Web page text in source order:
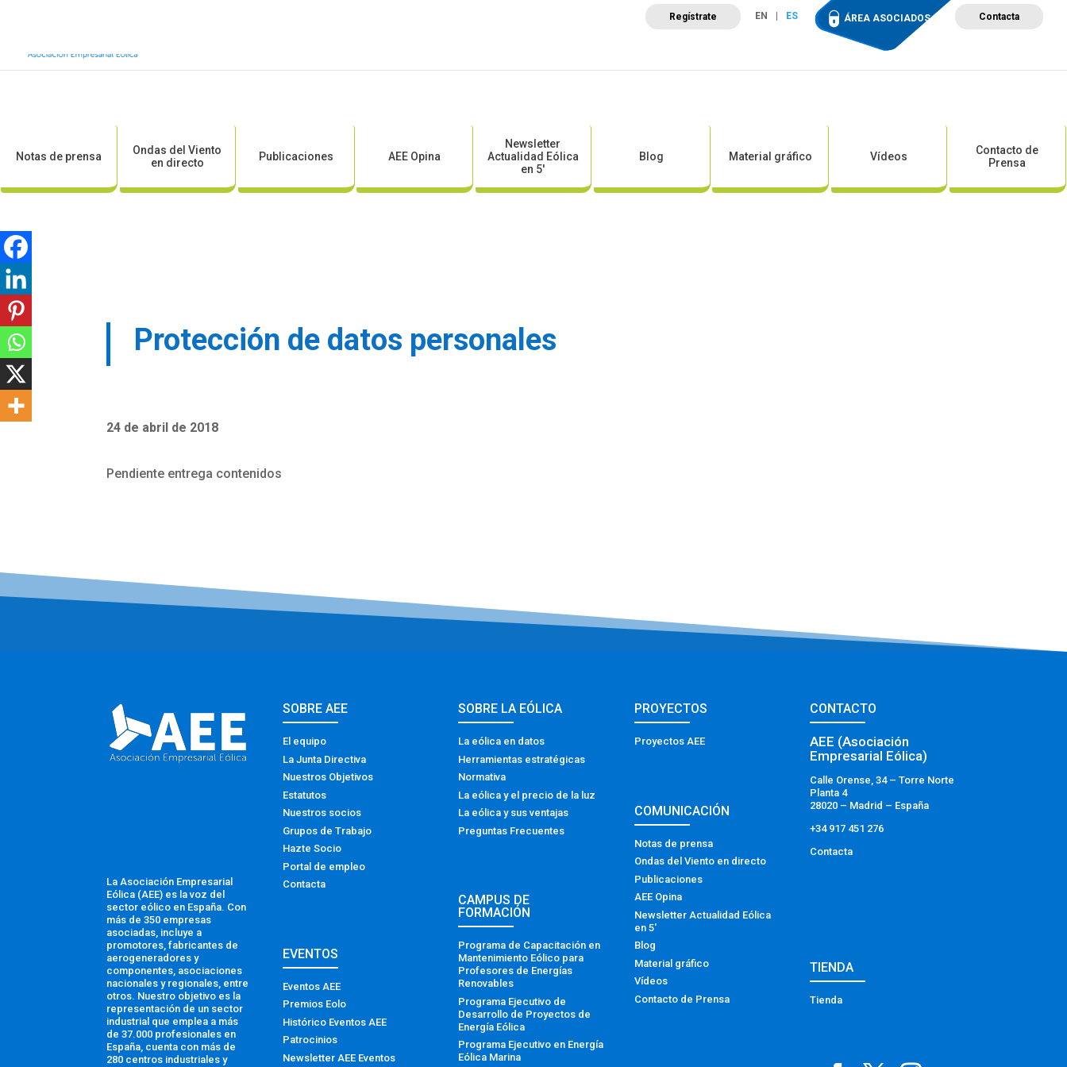
Regístrate EN ES ÁREA ASOCIADOS Contacta
Campus de Formación
Notas de prensa
Ondas del Viento
en directo
Publicaciones AEE Opina
Newsletter
Actualidad Eólica
en 5′
Blog Material gráfico Vídeos
Contacto de
Prensa
Protección de datos personales
24 de abril de 2018
Pendiente entrega contenidos
La Asociación Empresarial
Eólica (AEE) es la voz del
sector eólico en España. Con
más de 350 empresas
asociadas, incluye a
promotores, fabricantes de
aerogeneradores y
componentes, asociaciones
nacionales y regionales, entre
otros. Nuestro objetivo es la
representación de un sector
industrial que emplea a más
de 37.000 profesionales en
España, cuenta con más de
280 centros industriales y
SOBRE AEE
El equipo
La Junta Directiva
Nuestros Objetivos
Estatutos
Nuestros socios
Grupos de Trabajo
Hazte Socio
Portal de empleo
Contacta
EVENTOS
Eventos AEE
Premios Eolo
Histórico Eventos AEE
Patrocinios
Newsletter AEE Eventos
SOBRE LA EÓLICA
La eólica en datos
Herramientas estratégicas
Normativa
La eólica y el precio de la luz
La eólica y sus ventajas
Preguntas Frecuentes
CAMPUS DE
FORMACIÓN
Programa de Capacitación en
Mantenimiento Eólico para
Profesores de Energías
Renovables
Programa Ejecutivo de
Desarrollo de Proyectos de
Energía Eólica
Programa Ejecutivo en Energía
Eólica Marina
PROYECTOS
Proyectos AEE
COMUNICACIÓN
Notas de prensa
Ondas del Viento en directo
Publicaciones
AEE Opina
Newsletter Actualidad Eólica
en 5′
Blog
Material gráfico
Vídeos
Contacto de Prensa
CONTACTO
AEE (Asociación
Empresarial Eólica)
Calle Orense, 34 – Torre Norte
Planta 4
28020 – Madrid – España
+34 917 451 276
Contacta
TIENDA
Tienda